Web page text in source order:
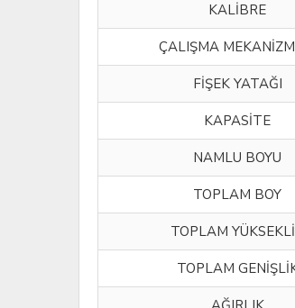
KALİBRE
ÇALIŞMA
FİŞEK YATAĞI
KAPASİTE
NAMLU BOYU
TOPLAM BOY
TOPLAM
TOPLAM